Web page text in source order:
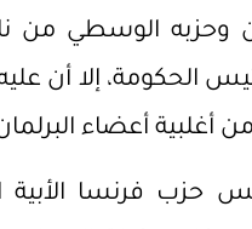
وحزبه الوسطي من
الحكومة، إلا أن
أغلبية أعضاء
حزب فرنسا